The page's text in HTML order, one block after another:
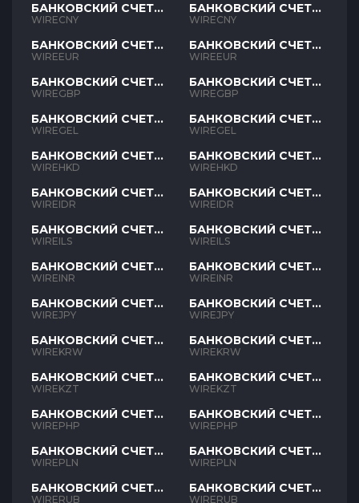
БАНКОВСКИЙ СЧЕТ
CNY
WIRECNY
БАНКОВСКИЙ СЧЕТ
EUR
WIREEUR
БАНКОВСКИЙ СЧЕТ
GBP
WIREGBP
БАНКОВСКИЙ СЧЕТ
GEL
WIREGEL
БАНКОВСКИЙ СЧЕТ
HKD
WIREHKD
БАНКОВСКИЙ СЧЕТ
IDR
WIREIDR
БАНКОВСКИЙ СЧЕТ
ILS
WIREILS
БАНКОВСКИЙ СЧЕТ
INR
WIREINR
БАНКОВСКИЙ СЧЕТ
JPY
WIREJPY
БАНКОВСКИЙ СЧЕТ
KRW
WIREKRW
БАНКОВСКИЙ СЧЕТ
KZT
WIREKZT
БАНКОВСКИЙ СЧЕТ
PHP
WIREPHP
БАНКОВСКИЙ СЧЕТ
PLN
WIREPLN
БАНКОВСКИЙ СЧЕТ
RUB
WIRERUB
БАНКОВСКИЙ СЧЕТ
CNY
WIRECNY
БАНКОВСКИЙ СЧЕТ
EUR
WIREEUR
БАНКОВСКИЙ СЧЕТ
GBP
WIREGBP
БАНКОВСКИЙ СЧЕТ
GEL
WIREGEL
БАНКОВСКИЙ СЧЕТ
HKD
WIREHKD
БАНКОВСКИЙ СЧЕТ
IDR
WIREIDR
БАНКОВСКИЙ СЧЕТ
ILS
WIREILS
БАНКОВСКИЙ СЧЕТ
INR
WIREINR
БАНКОВСКИЙ СЧЕТ
JPY
WIREJPY
БАНКОВСКИЙ СЧЕТ
KRW
WIREKRW
БАНКОВСКИЙ СЧЕТ
KZT
WIREKZT
БАНКОВСКИЙ СЧЕТ
PHP
WIREPHP
БАНКОВСКИЙ СЧЕТ
PLN
WIREPLN
БАНКОВСКИЙ СЧЕТ
RUB
WIRERUB